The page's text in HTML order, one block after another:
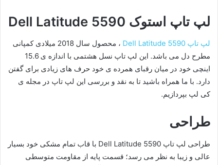
لپ تاپ استوک Dell Latitude 5590
لپ تاپ Dell Latitude 5590
، محصول سال 2018 میلادی کمپانی
مطرح دل می باشد. این لپ تاپ نسل هشتمی با اندازه ی 15.6
اینچی خود در میان رقبای همرده ی خود حرف های زیادی برای گفتن
دارد. با ما همراه باشید تا به نقد و بررسی این لپ تاپ در مجله ی
کی لپ بپردازیم.
طراحی
طراحی لپ تاپ Dell Latitude 5590 با قاب تمام مشکی خود بسیار
عالی و زیبا به نظر می رسد؛ قسمت پایه از مقاومت متوسطی